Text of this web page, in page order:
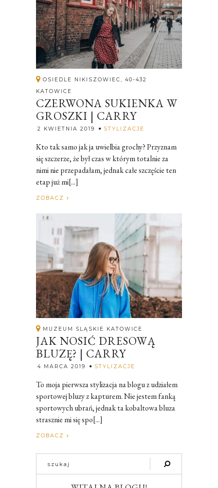
OSIEDLE NIKISZOWIEC, 40-432
KATOWICE
CZERWONA SUKIENKA W
GROSZKI | CARRY
2 KWIETNIA 2019 STYLIZACJE
Kto tak samo jak ja uwielbia grochy? Przyznam
się szczerze, że był czas w którym totalnie za
nimi nie przepadałam, jednak całe szczęście ten
etap już mi[...]
ZOBACZ
MUZEUM ŚLĄSKIE KATOWICE
JAK NOSIĆ DRESOWĄ
BLUZĘ? | CARRY
4 MARCA 2019 STYLIZACJE
To moja pierwsza stylizacja na blogu z udziałem
sportowej bluzy z kapturem. Nie jestem fanką
sportowych ubrań, jednak ta kobaltowa bluza
strasznie mi się spo[...]
ZOBACZ